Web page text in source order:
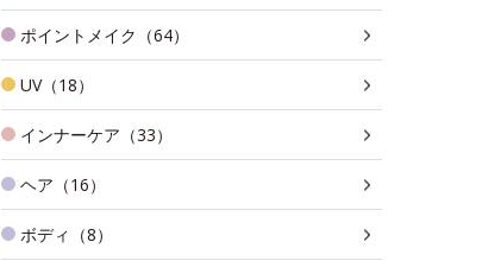
ポイントメイク（64）
UV（18）
インナーケア（33）
ヘア（16）
ボディ（8）